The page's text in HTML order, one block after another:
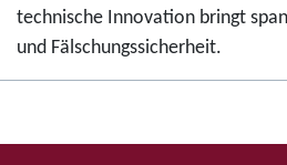
technische Innovation bringt
und Fälschungssicherheit.